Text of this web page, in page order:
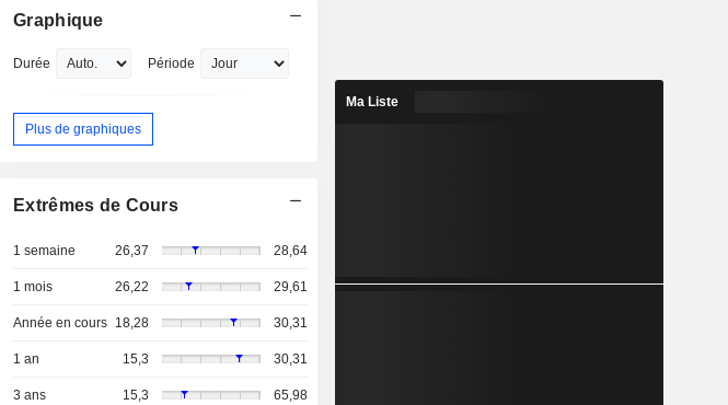
Graphique
Durée Période
Plus de graphiques
Extrêmes de Cours
1 semaine 26,37 28,64
1 mois 26,22 29,61
Année en cours 18,28 30,31
1 an 15,3 30,31
3 ans 15,3 65,98
Ma Liste